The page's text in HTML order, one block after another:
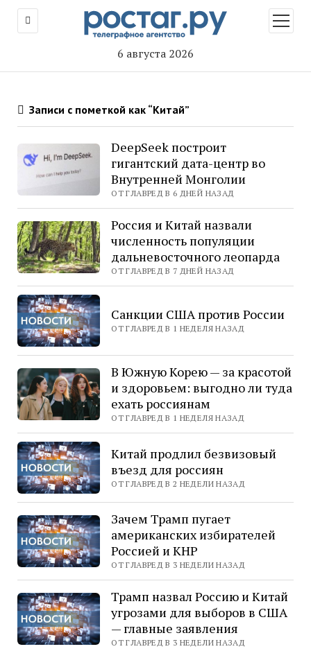
6 августа 2026
меню
Записи с пометкой как “Китай”
DeepSeek построит
гигантский дата-центр во
Внутренней Монголии
ОТ ГЛАВРЕД В 6 ДНЕЙ НАЗАД
Россия и Китай назвали
численность популяции
дальневосточного леопарда
ОТ ГЛАВРЕД В 7 ДНЕЙ НАЗАД
Cанкции США против России
ОТ ГЛАВРЕД В 1 НЕДЕЛЯ НАЗАД
В Южную Корею — за красотой
и здоровьем: выгодно ли туда
ехать россиянам
ОТ ГЛАВРЕД В 1 НЕДЕЛЯ НАЗАД
Китай продлил безвизовый
въезд для россиян
ОТ ГЛАВРЕД В 2 НЕДЕЛИ НАЗАД
Зачем Трамп пугает
американских избирателей
Россией и КНР
ОТ ГЛАВРЕД В 3 НЕДЕЛИ НАЗАД
Трамп назвал Россию и Китай
угрозами для выборов в США
— главные заявления
ОТ ГЛАВРЕД В 3 НЕДЕЛИ НАЗАД